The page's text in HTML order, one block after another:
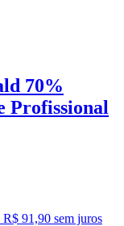
70%
Profissional
R$ 91,90 sem juros